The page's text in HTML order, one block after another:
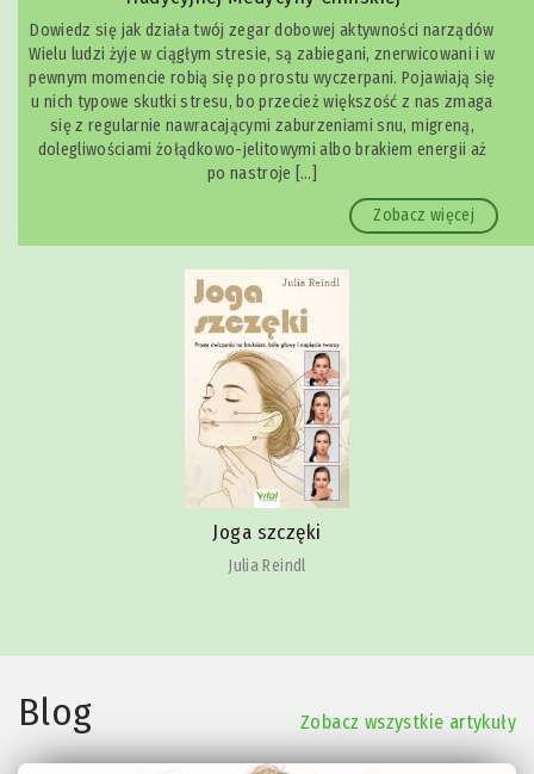
Dowiedz się jak działa twój zegar dobowej aktywności narządów
Wielu ludzi żyje w ciągłym stresie, są zabiegani, znerwicowani i w
pewnym momencie robią się po prostu wyczerpani. Pojawiają się
u nich typowe skutki stresu, bo przecież większość z nas zmaga
się z regularnie nawracającymi zaburzeniami snu, migreną,
dolegliwościami żołądkowo-jelitowymi albo brakiem energii aż
po nastroje […]
Zobacz więcej
Joga szczęki
Julia Reindl
Blog Zobacz wszystkie artykuły